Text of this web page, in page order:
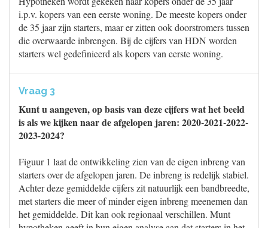
i.p.v. kopers van een eerste woning. De meeste kopers onder
de 35 jaar zijn starters, maar er zitten ook doorstromers tussen
die overwaarde inbrengen. Bij de cijfers van HDN worden
starters wel gedefinieerd als kopers van eerste woning.
Vraag 3
Kunt u aangeven, op basis van deze cijfers wat het beeld
is als we kijken naar de afgelopen jaren: 2020-2021-2022-
2023-2024?
Figuur 1 laat de ontwikkeling zien van de eigen inbreng van
starters over de afgelopen jaren. De inbreng is redelijk stabiel.
Achter deze gemiddelde cijfers zit natuurlijk een bandbreedte,
met starters die meer of minder eigen inbreng meenemen dan
het gemiddelde. Dit kan ook regionaal verschillen. Munt